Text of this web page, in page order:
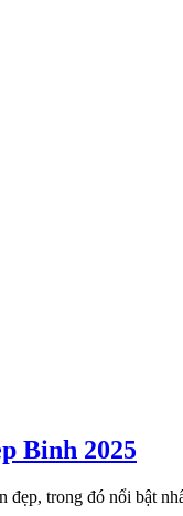
Binh 2025
trong đó nổi bật